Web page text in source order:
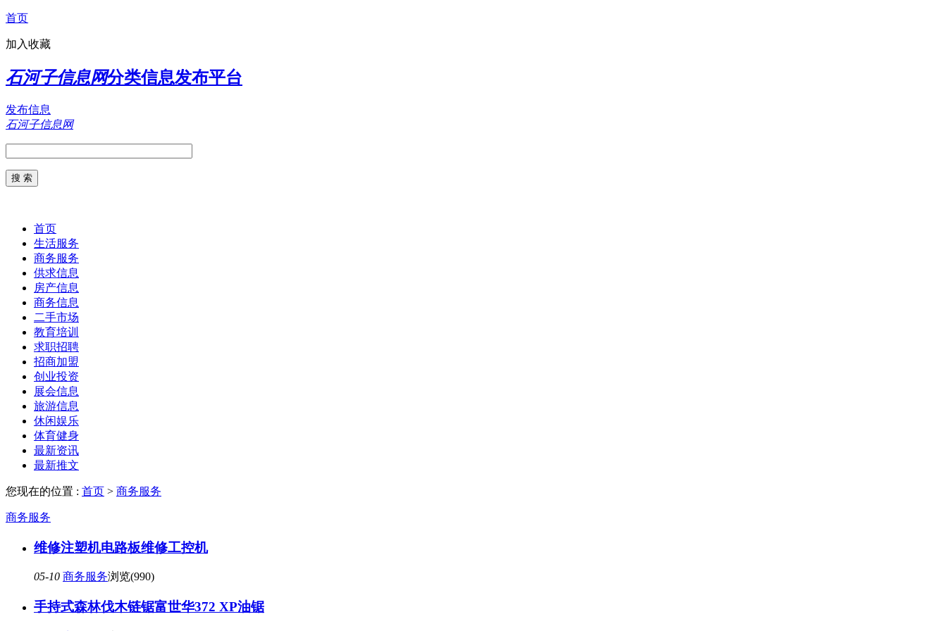
首页
加入收藏
石河子信息网分类信息发布平台
发布信息
石河子信息网
首页
生活服务
商务服务
供求信息
房产信息
商务信息
二手市场
教育培训
求职招聘
招商加盟
创业投资
展会信息
旅游信息
休闲娱乐
体育健身
最新资讯
最新推文
您现在的位置 : 首页 > 商务服务
商务服务
维修注塑机电路板维修工控机
05-10 商务服务浏览(990)
手持式森林伐木链锯富世华372 XP油锯